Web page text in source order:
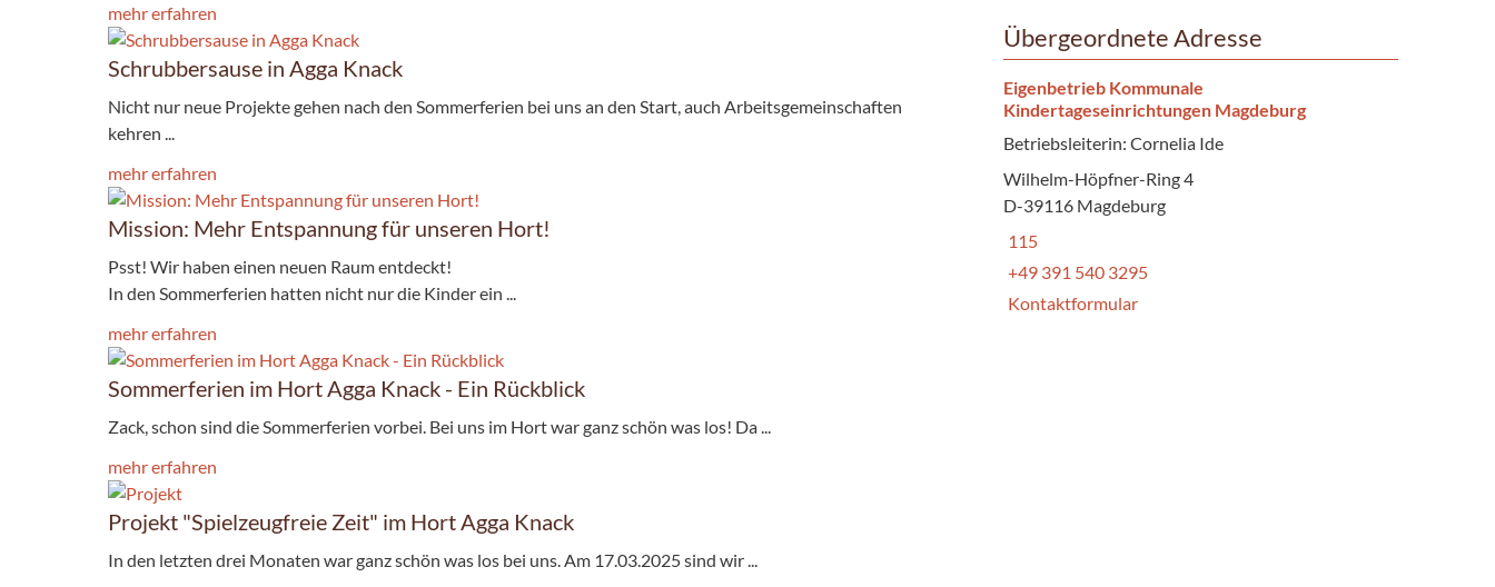
mehr erfahren
Schrubbersause in Agga Knack
Nicht nur neue Projekte gehen nach den Sommerferien bei uns an den Start, auch Arbeitsgemeinschaften
kehren ...
mehr erfahren
Mission: Mehr Entspannung für unseren Hort!
Psst! Wir haben einen neuen Raum entdeckt!
In den Sommerferien hatten nicht nur die Kinder ein ...
mehr erfahren
Sommerferien im Hort Agga Knack - Ein Rückblick
Zack, schon sind die Sommerferien vorbei. Bei uns im Hort war ganz schön was los! Da ...
mehr erfahren
Projekt "Spielzeugfreie Zeit" im Hort Agga Knack
In den letzten drei Monaten war ganz schön was los bei uns. Am 17.03.2025 sind wir ...
Übergeordnete Adresse
Eigenbetrieb Kommunale
Kindertageseinrichtungen Magdeburg
Betriebsleiterin: Cornelia Ide
Wilhelm-Höpfner-Ring 4
D-39116 Magdeburg
115
+49 391 540 3295
Kontaktformular